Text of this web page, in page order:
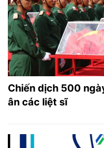
Chiến dịch 500
ân các liệt sĩ